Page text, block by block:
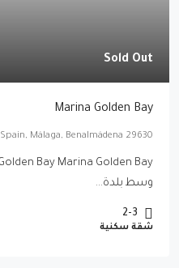
Sold Out
Marina Golden Bay
Spain, Málaga, Benalmádena 29630
وسط بلدة...
2-3
شقة سكنية